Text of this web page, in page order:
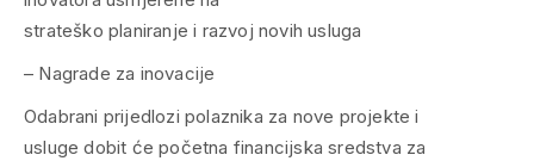
strateško planiranje i razvoj novih usluga
– Nagrade za inovacije
Odabrani prijedlozi polaznika za nove projekte i
usluge dobit će početna financijska sredstva za